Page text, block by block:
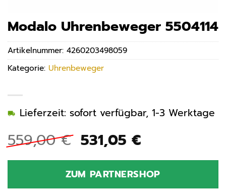
Modalo Uhrenbeweger 5504114
559,00€ Ursprünglicher
Preis
war:
559,00 €
531,05 €Aktueller
ist:
531,05 €.
Lieferzeit: sofort verfügbar, 1-3 Werktage
ZUM PARTNERSHOP
Artikelnummer: 4260203498059
Kategorie: Uhrenbeweger